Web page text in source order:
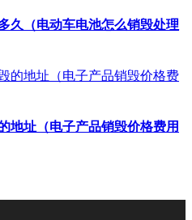
久（电动车电池怎么销毁处理
地址（电子产品销毁价格费用